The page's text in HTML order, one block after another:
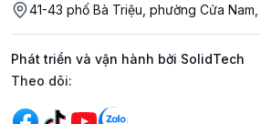
41-43 phố Bà Triệu, phường Cửa Nam,
Phát triển và vận hành bởi SolidTech
Mạng xã hội
Theo dõi: